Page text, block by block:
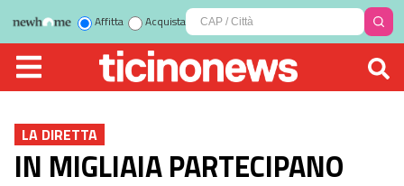
Affitta Acquista
LA DIRETTA
IN MIGLIAIA PARTECIPANO